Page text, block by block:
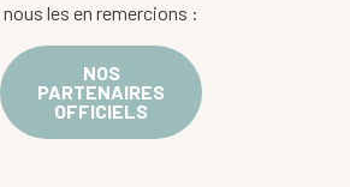
nous les en remercions :
NOS
PARTENAIRES
OFFICIELS